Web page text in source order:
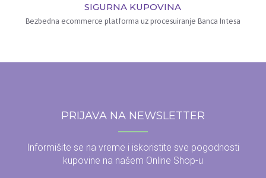
SIGURNA KUPOVINA
Bezbedna ecommerce platforma uz procesuiranje Banca Intesa
PRIJAVA NA NEWSLETTER
Informišite se na vreme i iskoristite sve pogodnosti
kupovine na našem Online Shop-u